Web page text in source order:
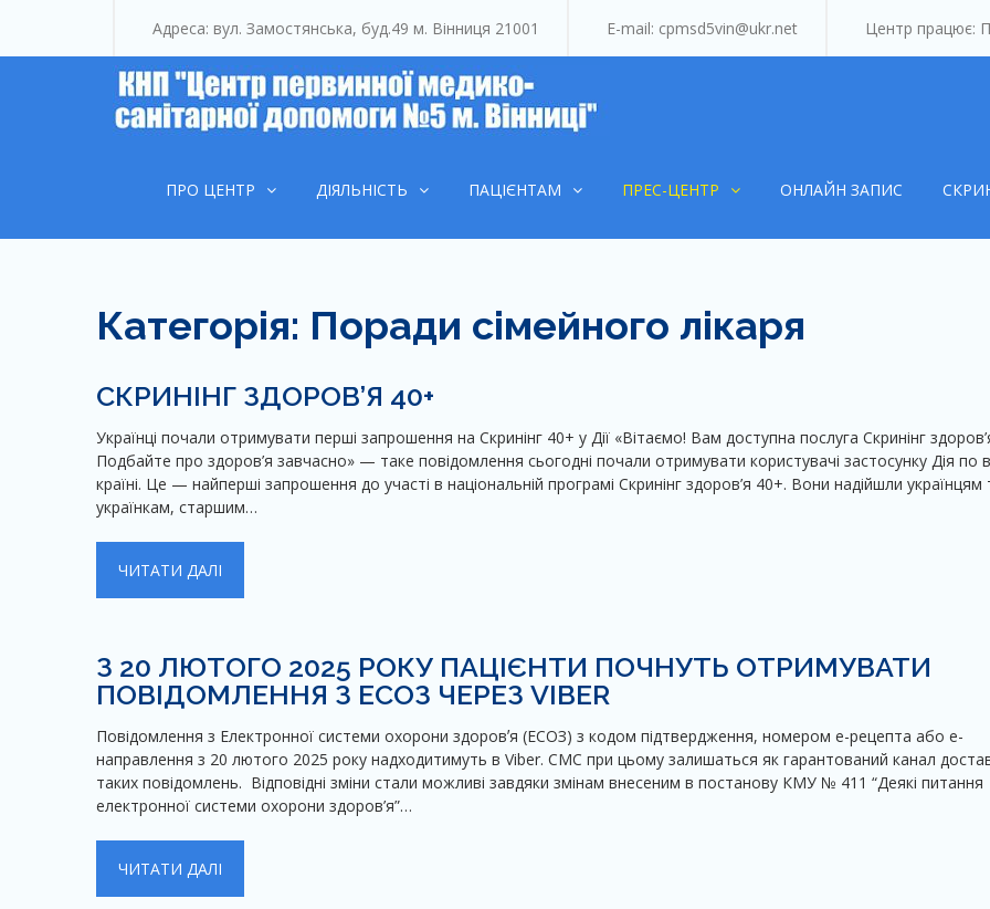
content
Адреса: вул. Замостянська, буд.49 м. Вінниця 21001 Е-mail: cpmsd5vin@ukr.net Центр працює:
ПРО ЦЕНТР ДІЯЛЬНІСТЬ ПАЦІЄНТАМ ПРЕС-ЦЕНТР ОНЛАЙН ЗАПИС
Категорія: Поради сімейного лікаря
СКРИНІНГ ЗДОРОВ’Я 40+
Українці почали отримувати перші запрошення на Скринінг 40+ у Дії «Вітаємо! Вам доступна послуга Скринінг
Подбайте про здоров’я завчасно» — таке повідомлення сьогодні почали отримувати користувачі застосунку Дія по
країні. Це — найперші запрошення до участі в національній програмі Скринінг здоров’я 40+. Вони надійшли українцям
українкам, старшим…
ЧИТАТИ ДАЛІ
З 20 ЛЮТОГО 2025 РОКУ ПАЦІЄНТИ ПОЧНУТЬ ОТРИМУВАТИ
ПОВІДОМЛЕННЯ З ЕСОЗ ЧЕРЕЗ VIBER
Повідомлення з Електронної системи охорони здоровʼя (ЕСОЗ) з кодом підтвердження, номером е-рецепта або е-
направлення з 20 лютого 2025 року надходитимуть в Viber. СМС при цьому залишаться як гарантований канал
таких повідомлень. Відповідні зміни стали можливі завдяки змінам внесеним в постанову КМУ № 411 “Деякі питання
електронної системи охорони здоров’я”…
ЧИТАТИ ДАЛІ